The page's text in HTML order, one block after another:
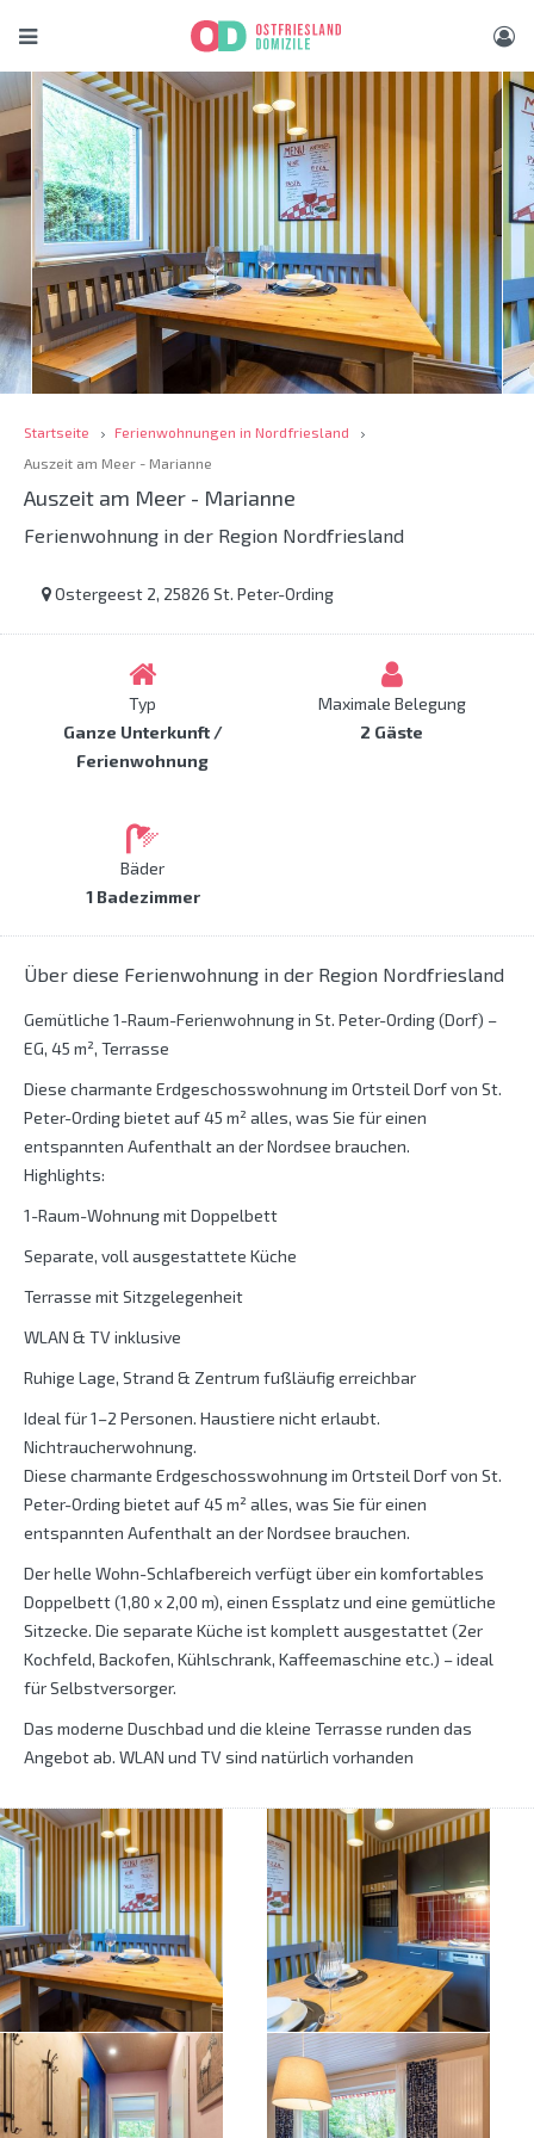
Startseite
Ferienwohnungen in Nordfriesland
Auszeit am Meer - Marianne
Auszeit am Meer - Marianne
Ferienwohnung in der Region Nordfriesland
Ostergeest 2, 25826 St. Peter-Ording
Typ
Ganze Unterkunft /
Ferienwohnung
Maximale Belegung
2 Gäste
Bäder
1 Badezimmer
Über diese Ferienwohnung in der Region Nordfriesland
Gemütliche 1-Raum-Ferienwohnung in St. Peter-Ording (Dorf) –
EG, 45 m², Terrasse
Diese charmante Erdgeschosswohnung im Ortsteil Dorf von St.
Peter-Ording bietet auf 45 m² alles, was Sie für einen
entspannten Aufenthalt an der Nordsee brauchen.
Highlights:
1-Raum-Wohnung mit Doppelbett
Separate, voll ausgestattete Küche
Terrasse mit Sitzgelegenheit
WLAN & TV inklusive
Ruhige Lage, Strand & Zentrum fußläufig erreichbar
Ideal für 1–2 Personen. Haustiere nicht erlaubt.
Nichtraucherwohnung.
Diese charmante Erdgeschosswohnung im Ortsteil Dorf von St.
Peter-Ording bietet auf 45 m² alles, was Sie für einen
entspannten Aufenthalt an der Nordsee brauchen.
Der helle Wohn-Schlafbereich verfügt über ein komfortables
Doppelbett (1,80 x 2,00 m), einen Essplatz und eine gemütliche
Sitzecke. Die separate Küche ist komplett ausgestattet (2er
Kochfeld, Backofen, Kühlschrank, Kaffeemaschine etc.) – ideal
für Selbstversorger.
Das moderne Duschbad und die kleine Terrasse runden das
Angebot ab. WLAN und TV sind natürlich vorhanden